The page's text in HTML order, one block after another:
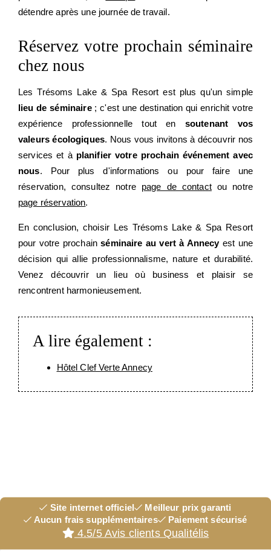
détendre après une journée de travail.
Réservez votre prochain séminaire
chez nous
Les Trésoms Lake & Spa Resort est plus qu'un simple
lieu de séminaire; c'est une destination qui enrichit votre
expérience professionnelle tout en soutenant vos
valeurs écologiques. Nous vous invitons à découvrir nos
services et à planifier votre prochain événement avec
nous. Pour plus d'informations ou pour faire une
réservation, consultez notre page de contactou notre
page réservation.
En conclusion, choisir Les Trésoms Lake & Spa Resort
pour votre prochainséminaire au vert à Annecyest une
décision qui allie professionnalisme, nature et durabilité.
Venez découvrir un lieu où business et plaisir se
rencontrent harmonieusement.
A lire également :
Hôtel Clef Verte Annecy
Site internet officiel
Meilleur prix garanti
Aucun frais supplémentaires
Paiement sécurisé
4.5/5 Avis clients Qualitélis
À DÉCOUVRIR
MARIAGES & RÉCEPTIONS
GALERIE
ENGAGÉS PAR NATURE !